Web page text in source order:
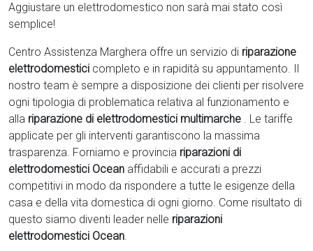
Aggiustare un elettrodomestico non sarà mai stato così
semplice!
Centro Assistenza Marghera offre un servizio di riparazione
elettrodomestici completo e in rapidità su appuntamento. Il
nostro team è sempre a disposizione dei clienti per risolvere
ogni tipologia di problematica relativa al funzionamento e
alla riparazione di elettrodomestici multimarche . Le tariffe
applicate per gli interventi garantiscono la massima
trasparenza. Forniamo e provincia riparazioni di
elettrodomestici Ocean affidabili e accurati a prezzi
competitivi in modo da rispondere a tutte le esigenze della
casa e della vita domestica di ogni giorno. Come risultato di
questo siamo diventi leader nelle riparazioni
elettrodomestici Ocean.